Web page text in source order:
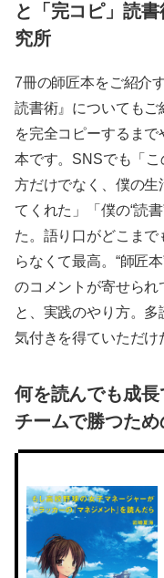
と「完コピ」読
究所
7冊の師匠本をご紹介
読書術』についても
を完全コピーするま
本です。SNSでも「
方だけでなく、僕の生
てくれた」「僕の“読
た。語り口がどこま
らなくて最高。“師匠
のコメントが寄せら
と、実践のやり方。
気付きを得ていただけ
何を読んでも成長
チームで勝つた